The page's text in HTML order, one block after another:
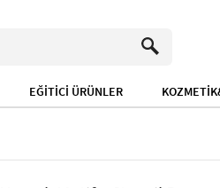
EĞİTİCİ ÜRÜNLER